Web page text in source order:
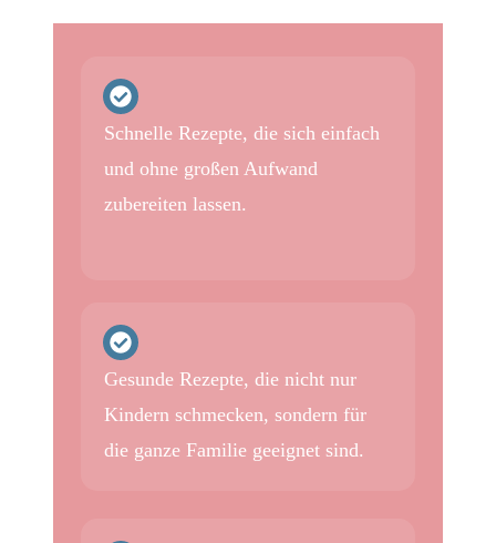
Schnelle Rezepte, die sich einfach
und ohne großen Aufwand
zubereiten lassen.
Gesunde Rezepte, die nicht nur
Kindern schmecken, sondern für
die ganze Familie geeignet sind.